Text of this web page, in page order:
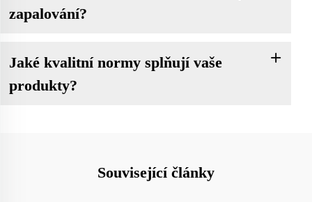
zapalování?
Jaké kvalitní normy splňují vaše
produkty?
Související články